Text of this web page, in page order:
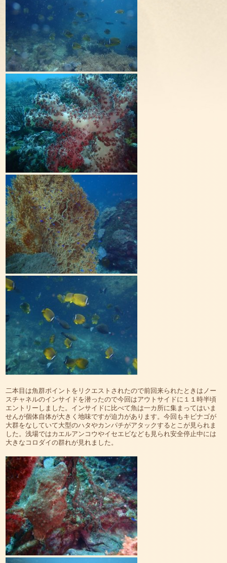
二本目は魚群ポイントをリクエストされたので前回来られたときはノー
スチャネルのインサイドを潜ったので今回はアウトサイドに１１時半頃
エントリーしました。インサイドに比べて魚は一カ所に集まってはいま
せんが個体自体が大きく地味ですが迫力があります。今回もキビナゴが
大群をなしていて大型のハタやカンパチがアタックするとこが見られま
した。浅場ではカエルアンコウやイセエビなども見られ安全停止中には
大きなコロダイの群れが見れました。